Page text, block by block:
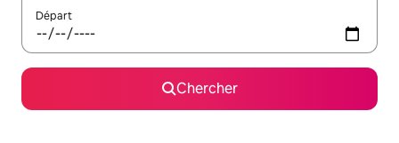
Départ
Chercher